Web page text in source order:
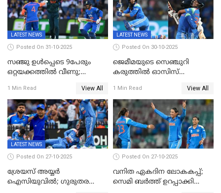
LATEST NEWS
Posted On 31-10-2025
സഞ്ജു ഉൾപ്പെടെ 9പേരും
ഒറ്റയക്കത്തിൽ വീണു;
ഹര്‍ഷിതും മാത്രം;
മെല്‍ബണില്‍
ഇന്ത്യയ്‌ക്കെതിരെ ഓസീസ്
ലക്ഷ്യം 126 റണ്‍സ്
1 Min Read View All
LATEST NEWS
Posted On 30-10-2025
ജെമീമയുടെ സെഞ്ചുറി
കരുത്തിൽ ഓസിസ്
തകർന്നു; അഞ്ച് വിക്കറ്റ്
ജയവുമായി ഇന്ത്യൻ
വനിതകൾ ലോകകപ്പ്
കലാശപ്പോരിന്
1 Min Read View All
LATEST NEWS
Posted On 27-10-2025
ശ്രേയസ് അയ്യര്‍
ഐസിയുവില്‍; ഗുരുതര
Posted On 27-10-2025
വനിത ഏകദിന ലോകകപ്പ്;
സെമി ബര്‍ത്ത് ഉറപ്പാക്കി